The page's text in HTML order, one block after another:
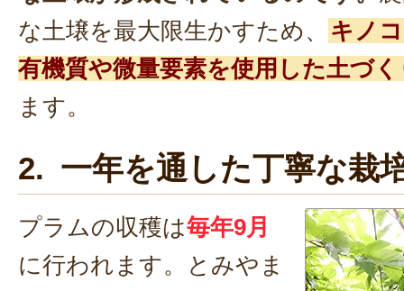
な土壌を最大限生かすため、
キノ
有機質や微量要素を使用した土づく
ます。
2. 一年を通した丁寧な栽
プラムの収穫は毎年9月
に行われます。とみやま